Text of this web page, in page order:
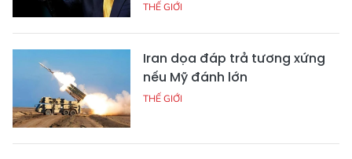
THẾ GIỚI
Iran dọa đáp trả tương xứng
nếu Mỹ đánh lớn
THẾ GIỚI